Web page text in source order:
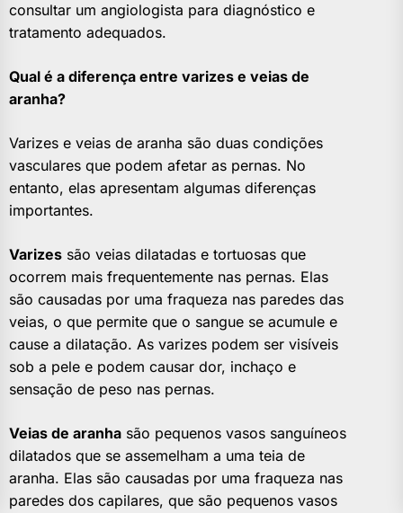
consultar um angiologista para diagnóstico e
tratamento adequados.
Qual é a diferença entre varizes e veias de
aranha?
Varizes e veias de aranha são duas condições
vasculares que podem afetar as pernas. No
entanto, elas apresentam algumas diferenças
importantes.
Varizes são veias dilatadas e tortuosas que
ocorrem mais frequentemente nas pernas. Elas
são causadas por uma fraqueza nas paredes das
veias, o que permite que o sangue se acumule e
cause a dilatação. As varizes podem ser visíveis
sob a pele e podem causar dor, inchaço e
sensação de peso nas pernas.
Veias de aranha são pequenos vasos sanguíneos
dilatados que se assemelham a uma teia de
aranha. Elas são causadas por uma fraqueza nas
paredes dos capilares, que são pequenos vasos